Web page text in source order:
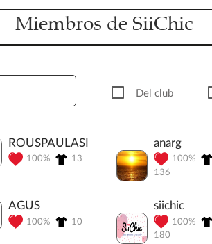
Miembros de SiiChic
Del club
ROUSPAULASIICHIC
100% 13
anarg
100%
136
AGUS
100% 10
siichic
100%
180